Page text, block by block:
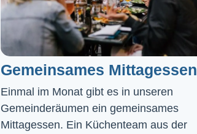
Gemeinsames Mittagessen
Einmal im Monat gibt es in unseren
Gemeinderäumen ein gemeinsames
Mittagessen. Ein Küchenteam aus der